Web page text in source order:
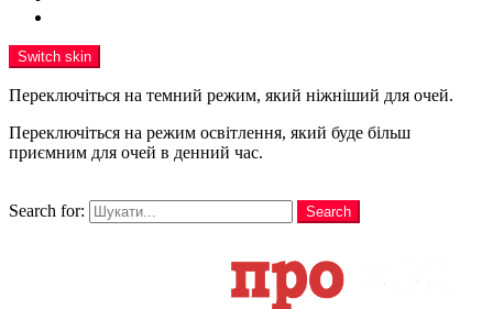
Switch skin
Переключіться на темний режим, який ніжніший для очей.
Переключіться на режим освітлення, який буде більш
приємним для очей в денний час.
Search for:
Search